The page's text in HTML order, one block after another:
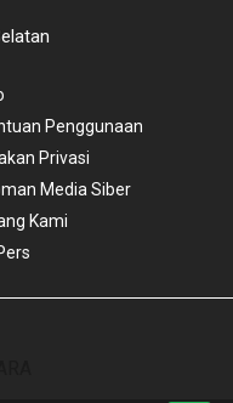
Penggunaan
Privasi
Media Siber
Kami